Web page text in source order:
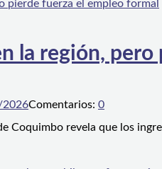
la región,
Comentarios: 0
Coquimbo revela que los